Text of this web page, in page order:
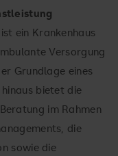
ein Krankenhaus
Versorgung
Grundlage eines
bietet die
im Rahmen
die
sowie die